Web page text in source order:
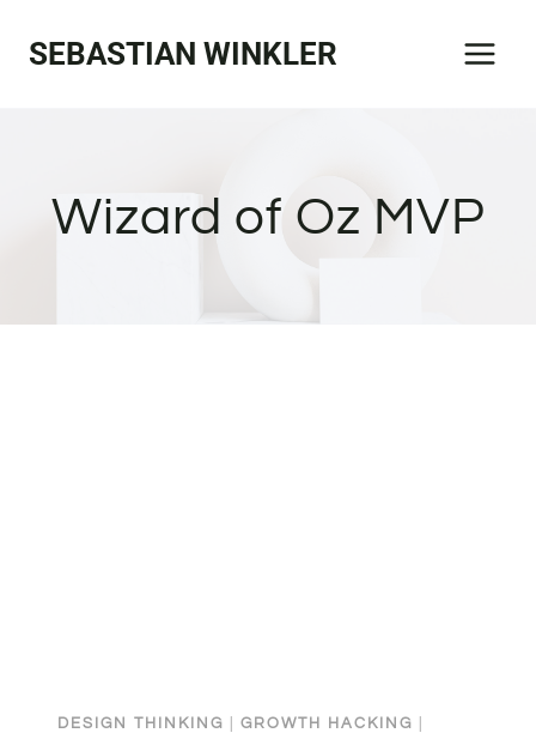
InhaltSEBASTIAN WINKLER
Wizard of Oz MVP
DESIGN THINKING GROWTH HACKING